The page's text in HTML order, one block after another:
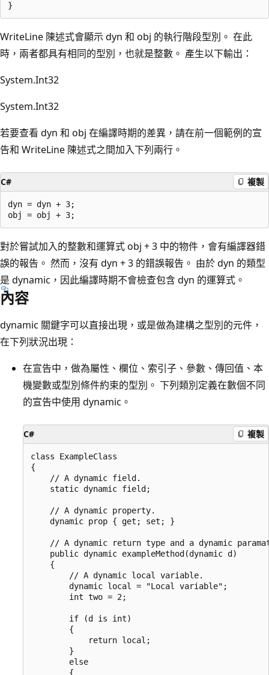
WriteLine 陳述式會顯示 dyn 和 obj 的執行階段型別。 在此
時，兩者都具有相同的型別，也就是整數。 產生以下輸出：
System.Int32
System.Int32
若要查看 dyn 和 obj 在編譯時期的差異，請在前一個範例的宣
告和 WriteLine 陳述式之間加入下列兩行。
C# 複製
dyn = dyn + 3;
對於嘗試加入的整數和運算式 obj + 3 中的物件，會有編譯器錯
誤的報告。 然而，沒有 dyn + 3 的錯誤報告。 由於 dyn 的類型
是 dynamic，因此編譯時期不會檢查包含 dyn 的運算式。
內容
dynamic 關鍵字可以直接出現，或是做為建構之型別的元件，
在下列狀況出現：
在宣告中，做為屬性、欄位、索引子、參數、傳回值、本
機變數或型別條件約束的型別。 下列類別定義在數個不同
的宣告中使用 dynamic。
C# 複製
class ExampleClass
{
    // A dynamic field.
    static dynamic field;
    // A dynamic property.
    dynamic prop { get; set; }
// A dynamic return type and a dynamic
    public dynamic exampleMethod(dynamic d)
    {
        // A dynamic local variable.
        dynamic local = "Local variable";
        int two = 2;
        if (d is int)
        {
            return local;
        }
        else
        {